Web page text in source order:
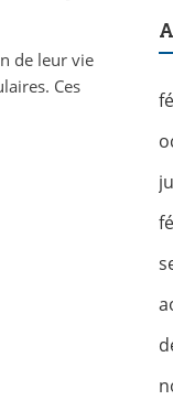
de leur vie
Ces